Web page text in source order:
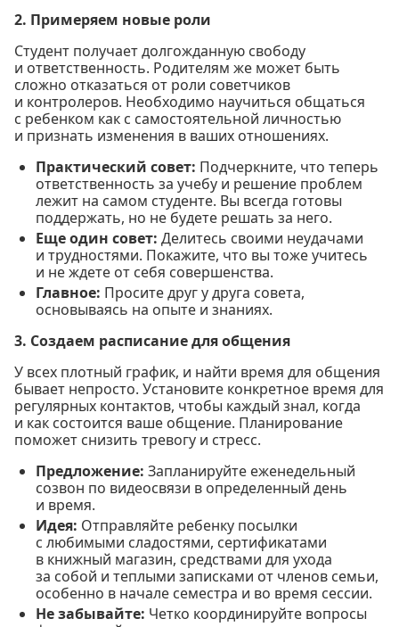
2. Примеряем новые роли
Студент получает долгожданную свободу
и ответственность. Родителям же может быть
сложно отказаться от роли советчиков
и контролеров. Необходимо научиться общаться
с ребенком как с самостоятельной личностью
и признать изменения в ваших отношениях.
Практический совет: Подчеркните, что теперь
ответственность за учебу и решение проблем
лежит на самом студенте. Вы всегда готовы
поддержать, но не будете решать за него.
Еще один совет: Делитесь своими неудачами
и трудностями. Покажите, что вы тоже учитесь
и не ждете от себя совершенства.
Главное: Просите друг у друга совета,
основываясь на опыте и знаниях.
3. Создаем расписание для общения
У всех плотный график, и найти время для общения
бывает непросто. Установите конкретное время для
регулярных контактов, чтобы каждый знал, когда
и как состоится ваше общение. Планирование
поможет снизить тревогу и стресс.
Предложение: Запланируйте еженедельный
созвон по видеосвязи в определенный день
и время.
Идея: Отправляйте ребенку посылки
с любимыми сладостями, сертификатами
в книжный магазин, средствами для ухода
за собой и теплыми записками от членов семьи,
особенно в начале семестра и во время сессии.
Не забывайте: Четко координируйте вопросы